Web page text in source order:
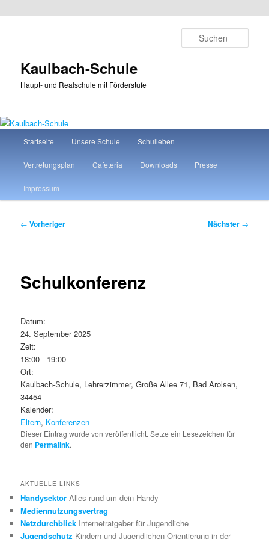
Kaulbach-Schule
Haupt- und Realschule mit Förderstufe
Startseite Unsere Schule Schulleben
Vertretungsplan Cafeteria Downloads Presse
Impressum
Beitragsnavigation
← Vorheriger Nächster →
Schulkonferenz
Datum:
24. September 2025
Zeit:
18:00 - 19:00
Ort:
Kaulbach-Schule, Lehrerzimmer, Große Allee 71, Bad Arolsen,
34454
Kalender:
Eltern, Konferenzen
Dieser Eintrag wurde vonveröffentlicht. Setze ein Lesezeichen für
den Permalink.
AKTUELLE LINKS
Handysektor Alles rund um dein Handy
Mediennutzungsvertrag
Netzdurchblick Internetratgeber für Jugendliche
Jugendschutz Kindern und Jugendlichen Orientierung in der